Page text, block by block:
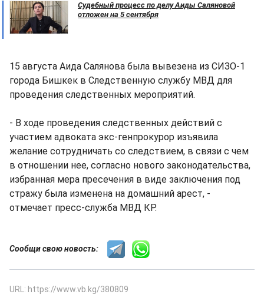
Судебный процесс по делу Аиды Саляновой
отложен на 5 сентября
15 августа Аида Салянова была вывезена из СИЗО-1
города Бишкек в Следственную службу МВД для
проведения следственных мероприятий.
- В ходе проведения следственных действий с
участием адвоката экс-генпрокурор изъявила
желание сотрудничать со следствием, в связи с чем
в отношении нее, согласно нового законодательства,
избранная мера пресечения в виде заключения под
стражу была изменена на домашний арест, -
отмечает пресс-служба МВД КР.
Сообщи свою новость:
URL: https://www.vb.kg/380809